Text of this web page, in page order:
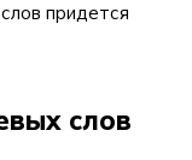
придется
слов